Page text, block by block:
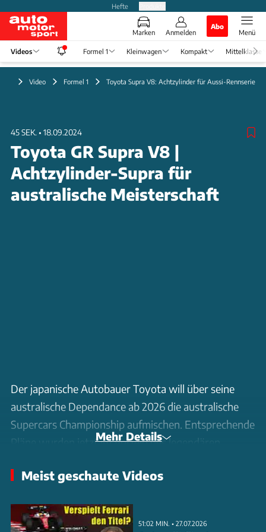
Hefte
Marken Anmelden
Abo
Menü
Videos Formel 1 Kleinwagen Kompakt Mittelklasse
Video Formel 1 Toyota Supra V8: Achtzylinder für Aussi-Rennserie
45 SEK. • 18.09.2024
Toyota GR Supra V8 |
Achtzylinder-Supra für
australische Meisterschaft
Der japanische Autobauer Toyota will über seine
australische Dependance ab 2026 die australische
Supercars Championship aufmischen. Entsprechende
Pläne wurden jetzt im Vorfeld des legendären
werden soll mit mindestens vier Supra-Modellen, die
Andretti United-Rennteam (WAU) aufbauen und
Mehr Details
Meist geschaute Videos
51:02 MIN. • 27.07.2026